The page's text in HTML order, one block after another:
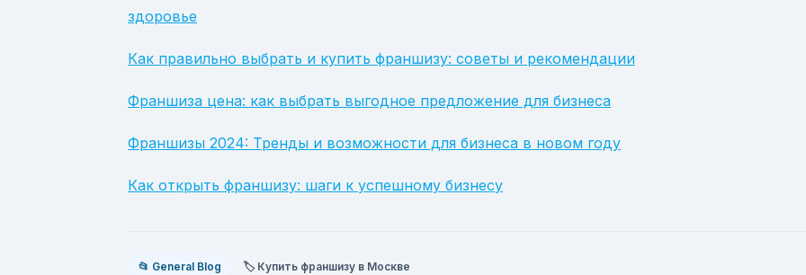
здоровье
Как правильно выбрать и купить франшизу: советы и рекомендации
Франшиза цена: как выбрать выгодное предложение для бизнеса
Франшизы 2024: Тренды и возможности для бизнеса в новом году
Как открыть франшизу: шаги к успешному бизнесу
📂 General Blog 🏷️ Купить франшизу в Москве